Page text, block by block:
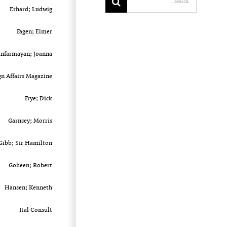
Erhard; Ludwig
Fagen; Elmer
Joanna
Affairs Magazine
Frye; Dick
Garnsey; Morris
Sir Hamilton
Goheen; Robert
Hansen; Kenneth
Ital Consult